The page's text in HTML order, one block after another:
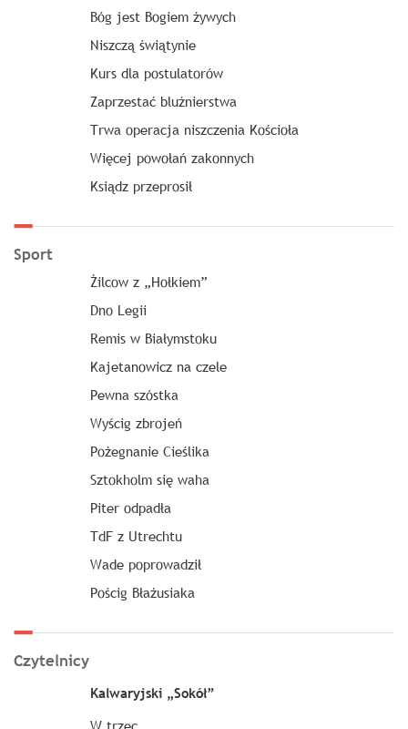
Bóg jest Bogiem żywych
Niszczą świątynie
Kurs dla postulatorów
Zaprzestać bluźnierstwa
Trwa operacja niszczenia Kościoła
Więcej powołań zakonnych
Ksiądz przeprosił
Sport
Żilcow z „Hołkiem”
Dno Legii
Remis w Białymstoku
Kajetanowicz na czele
Pewna szóstka
Wyścig zbrojeń
Pożegnanie Cieślika
Sztokholm się waha
Piter odpadła
TdF z Utrechtu
Wade poprowadził
Pościg Błażusiaka
Czytelnicy
Kalwaryjski „Sokół”
W trzec